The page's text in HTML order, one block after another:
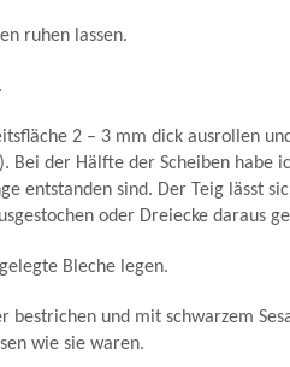
ruhen lassen.
2 – 3 mm dick ausrollen
Bei der Hälfte der Scheiben habe
entstanden sind. Der Teig lässt
oder Dreiecke daraus
Bleche legen.
bestrichen und mit schwarzem
wie sie waren.